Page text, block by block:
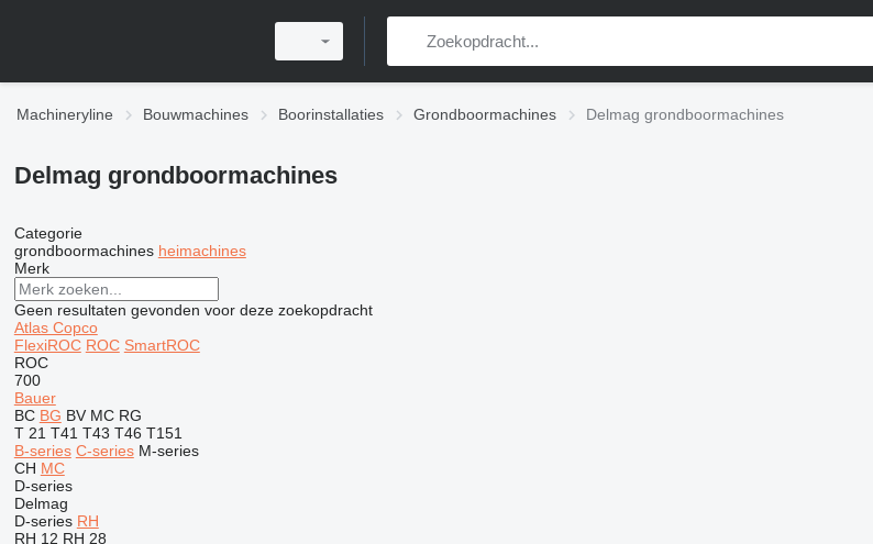
Machineryline Bouwmachines Boorinstallaties Grondboormachines Delmag grondboormachines
Delmag grondboormachines
Categorie
grondboormachines heimachines
Merk
Geen resultaten gevonden voor deze zoekopdracht
Atlas Copco
FlexiROC ROC SmartROC
ROC
700
Bauer
BC BG BV MC RG
T 21 T41 T43 T46 T151
B-series C-series M-series
CH MC
D-series
Delmag
D-series RH
RH 12 RH 28